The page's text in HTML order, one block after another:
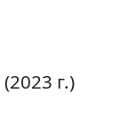
(2023 г.)